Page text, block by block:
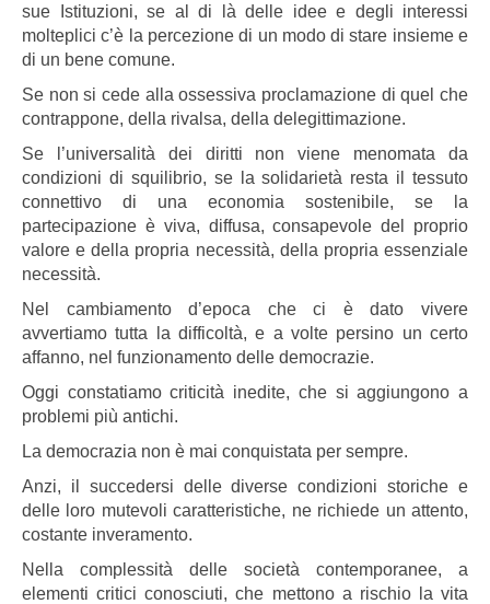
sue Istituzioni, se al di là delle idee e degli interessi
molteplici c’è la percezione di un modo di stare insieme e
di un bene comune.
Se non si cede alla ossessiva proclamazione di quel che
contrappone, della rivalsa, della delegittimazione.
Se l’universalità dei diritti non viene menomata da
condizioni di squilibrio, se la solidarietà resta il tessuto
connettivo di una economia sostenibile, se la
partecipazione è viva, diffusa, consapevole del proprio
valore e della propria necessità, della propria essenziale
necessità.
Nel cambiamento d’epoca che ci è dato vivere
avvertiamo tutta la difficoltà, e a volte persino un certo
affanno, nel funzionamento delle democrazie.
Oggi constatiamo criticità inedite, che si aggiungono a
problemi più antichi.
La democrazia non è mai conquistata per sempre.
Anzi, il succedersi delle diverse condizioni storiche e
delle loro mutevoli caratteristiche, ne richiede un attento,
costante inveramento.
Nella complessità delle società contemporanee, a
elementi critici conosciuti, che mettono a rischio la vita